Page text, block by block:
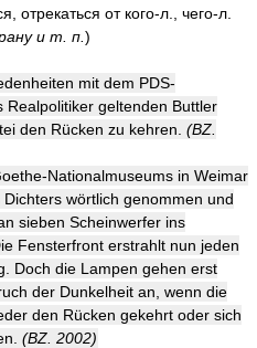
отрекаться от кого-л., чего-л.
и т. п. )
mit dem PDS-
Realpolitiker geltenden Buttler
den Rücken zu kehren. (BZ.
Nationalmuseums in Weimar
wörtlich genommen und
sieben Scheinwerfer ins
Fensterfront erstrahlt nun jeden
Doch die Lampen gehen erst
der Dunkelheit an, wenn die
den Rücken gekehrt oder sich
(BZ. 2002)